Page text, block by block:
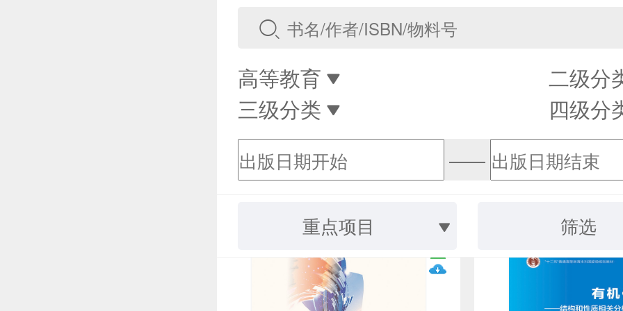
高等教育
二级分
三级分类
四级分
——
重点项目 筛选